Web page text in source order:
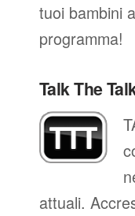
tuoi bambini
programma!
Talk The
attuali.